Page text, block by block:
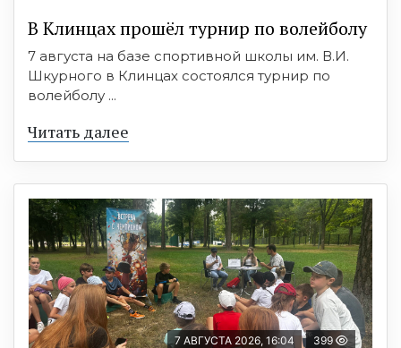
В Клинцах прошёл турнир по волейболу
7 августа на базе спортивной школы им. В.И.
Шкурного в Клинцах состоялся турнир по
волейболу ...
Читать далее
7 АВГУСТА 2026, 16:04 399